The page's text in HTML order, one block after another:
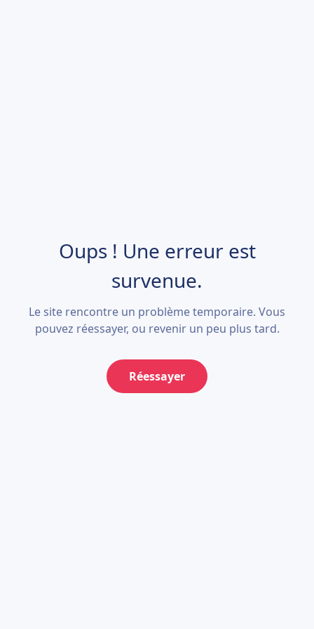
Oups ! Une erreur est
survenue.
Le site rencontre un problème temporaire. Vous
pouvez réessayer, ou revenir un peu plus tard.
Réessayer